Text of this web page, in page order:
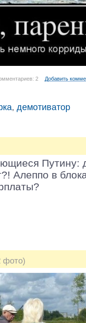
2 Добавить
, демотиватор
Путину:
Алеппо в
фото)